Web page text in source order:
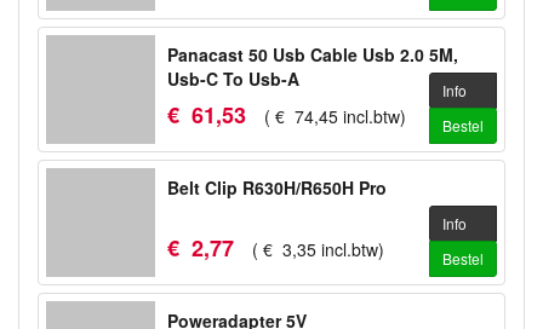
Panacast 50 Usb Cable Usb 2.0 5M,
Usb-C To Usb-A
€ 61,53 ( € 74,45 incl.btw)
Info
Bestel
Belt Clip R630H/R650H Pro
€ 2,77 ( € 3,35 incl.btw)
Info
Bestel
Poweradapter 5V